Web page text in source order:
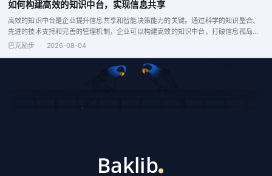
如何构建高效的知识中台，实现信息共享
高效的知识中台是企业提升信息共享和智能决策能力的关键。通过科学的知识整合、
先进的技术支持和完善的管理机制，企业可以构建高效的知识中台，打破信息孤岛，
增强企业竞争力。
巴克励步 · 2026-08-04